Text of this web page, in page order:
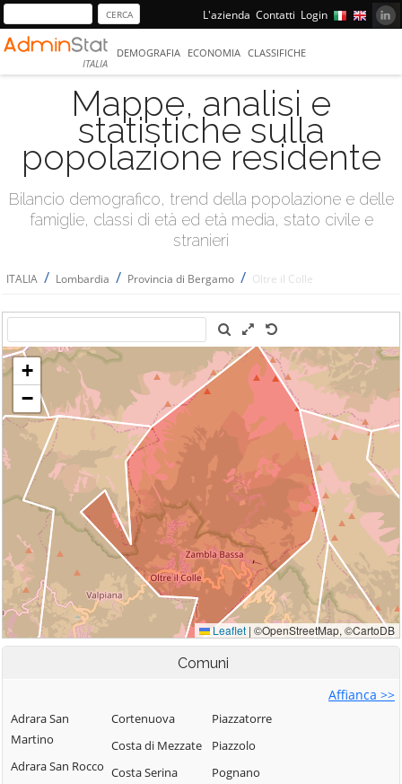
L'azienda Contatti Login
ITALIA
DEMOGRAFIA ECONOMIA CLASSIFICHE
Mappe, analisi e
statistiche sulla
popolazione residente
Bilancio demografico, trend della popolazione e delle
famiglie, classi di età ed età media, stato civile e
stranieri
ITALIA / Lombardia / Provincia di Bergamo / Oltre il Colle
Comuni
Affianca >>
Adrara San
Martino
Adrara San Rocco
Cortenuova
Costa di Mezzate
Costa Serina
Piazzatorre
Piazzolo
Pognano